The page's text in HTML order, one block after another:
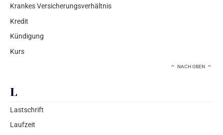
Krankes Versicherungsverhältnis
Kredit
Kündigung
Kurs
NACH OBEN
L
Lastschrift
Laufzeit